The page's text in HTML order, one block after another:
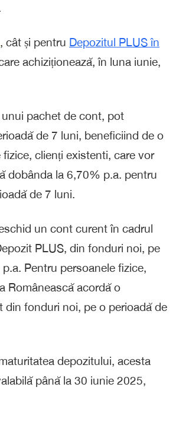
, cât și pentru Depozitul PLUS în
achiziționează, în luna iunie,
pachet de cont, pot
de 7 luni, beneficiind de o
clienți existenti, care vor
dobânda la 6,70% p.a. pentru
de 7 luni.
un cont curent în cadrul
PLUS, din fonduri noi, pe
Pentru persoanele fizice,
Românească acordă o
fonduri noi, pe o perioadă de
depozitului, acesta
până la 30 iunie 2025,